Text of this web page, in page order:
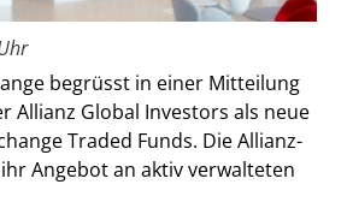
begrüsst in einer Mitteilung
Allianz Global Investors als neue
Traded Funds. Die Allianz-
Angebot an aktiv verwalteten